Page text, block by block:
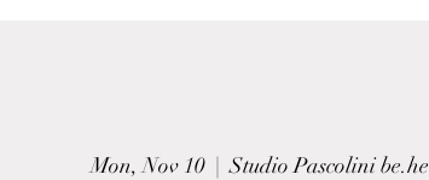
Mon, Nov 10
  |
Studio Pascolini